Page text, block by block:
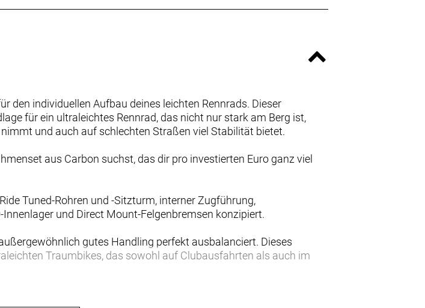
den individuellen Aufbau deines leichten Rennrads. Dieser
für ein ultraleichtes Rennrad, das nicht nur stark am Berg ist,
und auch auf schlechten Straßen viel Stabilität bietet.
aus Carbon suchst, das dir pro investierten Euro ganz viel
Tuned-Rohren und -Sitzturm, interner Zugführung,
und Direct Mount-Felgenbremsen konzipiert.
gutes Handling perfekt ausbalanciert. Dieses
Traumbikes, das sowohl auf Clubausfahrten als auch im